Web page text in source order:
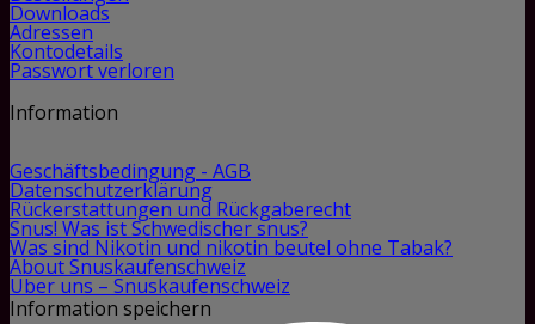
Downloads
Adressen
Kontodetails
Passwort verloren
Information
Geschäftsbedingung - AGB
Datenschutzerklärung
Rückerstattungen und Rückgaberecht
Snus! Was ist Schwedischer snus?
Was sind Nikotin und nikotin beutel ohne Tabak?
About Snuskaufenschweiz
Über uns – Snuskaufenschweiz
Information speichern